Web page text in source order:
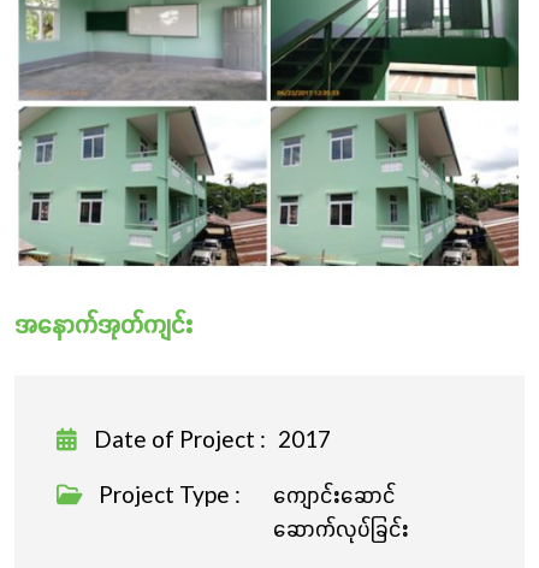
အနောက်အုတ်ကျင်း
Date of Project : 2017
Project Type :
ကျောင်းဆောင်
ဆောက်လုပ်ခြင်း